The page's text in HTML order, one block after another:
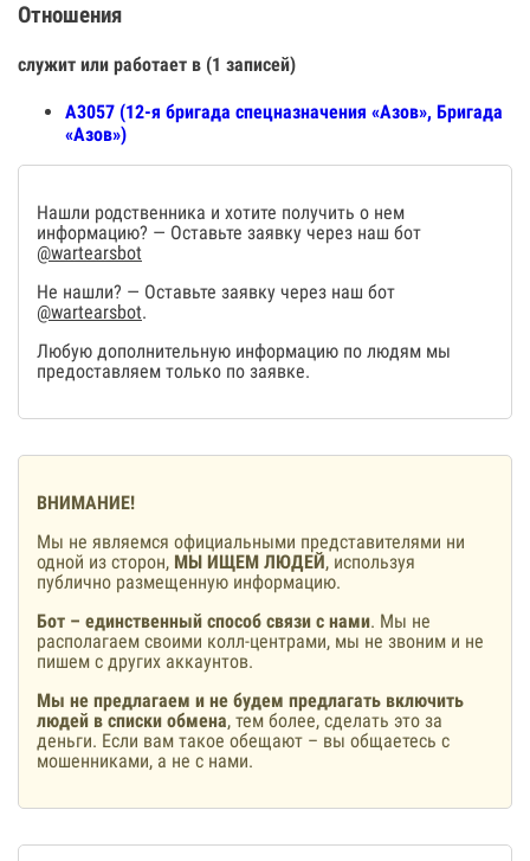
Отношения
служит или работает в (1 записей)
А3057 (12-я бригада спецназначения «Азов», Бригада
«Азов»)
Нашли родственника и хотите получить о нем
информацию? — Оставьте заявку через наш бот
@wartearsbot
Не нашли? — Оставьте заявку через наш бот
@wartearsbot.
Любую дополнительную информацию по людям мы
предоставляем только по заявке.
ВНИМАНИЕ!
Мы не являемся официальными представителями ни
одной из сторон, МЫ ИЩЕМ ЛЮДЕЙ, используя
публично размещенную информацию.
Бот – единственный способ связи с нами. Мы не
располагаем своими колл-центрами, мы не звоним и не
пишем с других аккаунтов.
Мы не предлагаем и не будем предлагать включить
людей в списки обмена, тем более, сделать это за
деньги. Если вам такое обещают – вы общаетесь с
мошенниками, а не с нами.